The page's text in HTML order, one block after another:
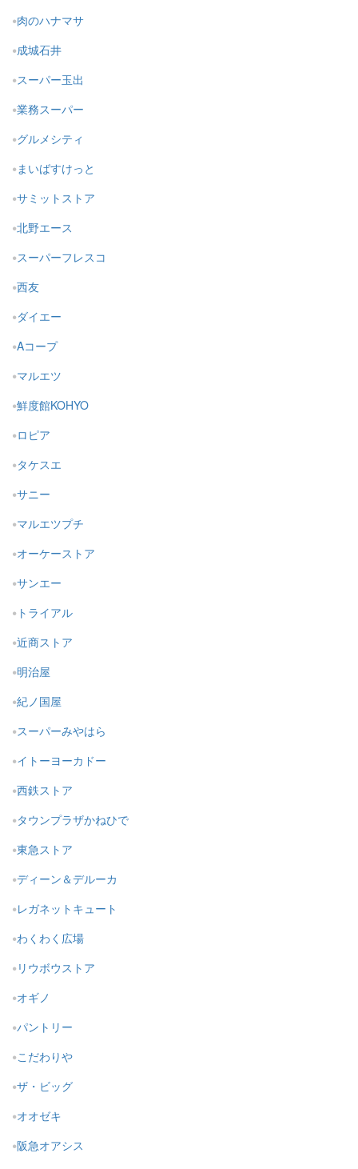
肉のハナマサ
成城石井
スーパー玉出
業務スーパー
グルメシティ
まいばすけっと
サミットストア
北野エース
スーパーフレスコ
西友
ダイエー
Aコープ
マルエツ
鮮度館KOHYO
ロピア
タケスエ
サニー
マルエツプチ
オーケーストア
サンエー
トライアル
近商ストア
明治屋
紀ノ国屋
スーパーみやはら
イトーヨーカドー
西鉄ストア
タウンプラザかねひで
東急ストア
ディーン＆デルーカ
レガネットキュート
わくわく広場
リウボウストア
オギノ
パントリー
こだわりや
ザ・ビッグ
オオゼキ
阪急オアシス